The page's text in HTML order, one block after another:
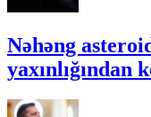
Nəhəng
yaxınlığından